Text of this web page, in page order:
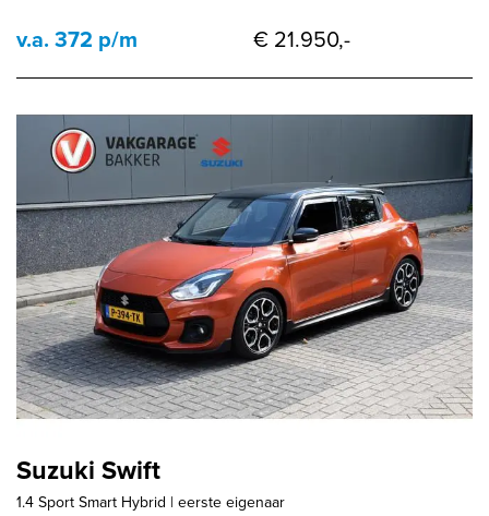
v.a. 372 p/m € 21.950,-
Suzuki Swift
1.4 Sport Smart Hybrid | eerste eigenaar